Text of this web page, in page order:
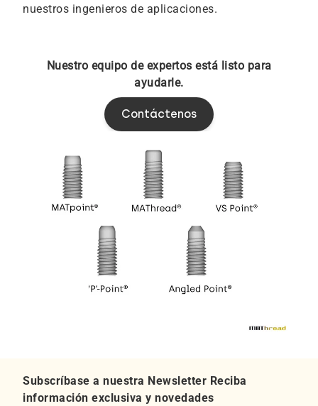
nuestros ingenieros de aplicaciones.
Nuestro equipo de expertos está listo para
ayudarle.
Contáctenos
Subscríbase a nuestra Newsletter Reciba
información exclusiva y novedades